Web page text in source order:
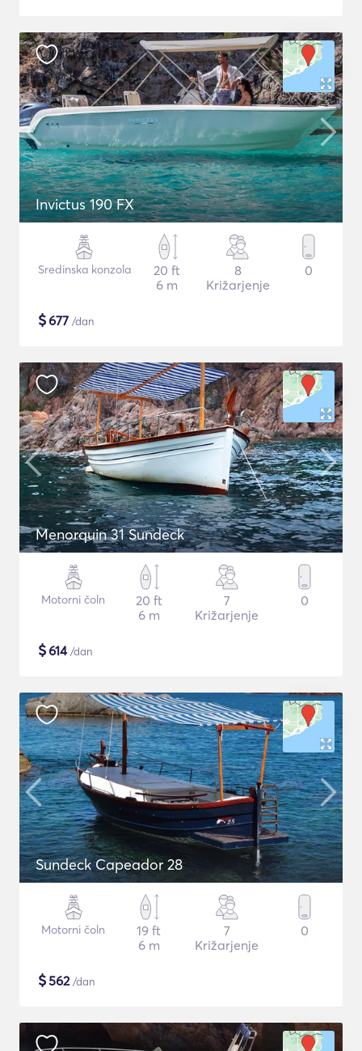
Invictus 190 FX
Sredinska konzola
20 ft
6 m
8
Križarjenje
0
$677 /dan
Menorquin 31 Sundeck
Motorni čoln
20 ft
6 m
7
Križarjenje
0
$614/dan
Sundeck Capeador 28
Motorni čoln
19 ft
6 m
7
Križarjenje
0
$562/dan